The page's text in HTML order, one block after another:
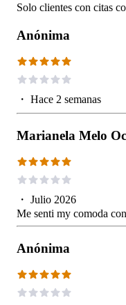
Solo clientes con citas
Anónima
・ Hace 2 semanas
Marianela Melo
・ Julio 2026
Me senti my comoda
Anónima